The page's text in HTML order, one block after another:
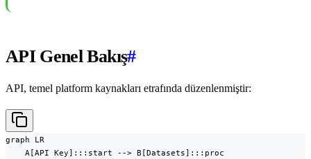
API Genel Bakış#
API, temel platform kaynakları etrafında düzenlenmiştir:
graph LR
    A[API Key]:::start --> B[Datasets]:::proc